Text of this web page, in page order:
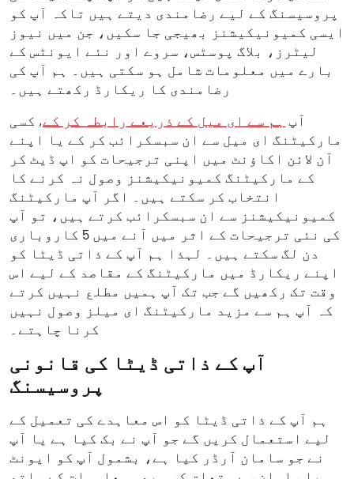
پروسیسنگ کے لیے رضامندی دیتے ہیں تاکہ آپ کو
ایسی کمیونیکیشنز بھیجی جا سکیں، جن میں نیوز
لیٹرز، بلاگ پوسٹس، سروے اور نئے ایونٹس کے
بارے میں معلومات شامل ہو سکتی ہیں۔ ہم آپ کی
رضامندی کا ریکارڈ رکھتے ہیں۔
آپ ہم سے ای میل کے ذریعے رابطہ کر کے, کسی
مارکیٹنگ ای میل سے ان سبسکرائب کر کے یا اپنے
آن لائن اکاؤنٹ میں اپنی ترجیحات کو اپ ڈیٹ کر
کے مارکیٹنگ کمیونیکیشنز وصول نہ کرنے کا
انتخاب کر سکتے ہیں۔ اگر آپ مارکیٹنگ
کمیونیکیشنز سے ان سبسکرائب کرتے ہیں، تو آپ
کی نئی ترجیحات کے اثر میں آنے میں 5 کاروباری
دن لگ سکتے ہیں۔ لہذا ہم آپ کے ذاتی ڈیٹا کو
اپنے ریکارڈ میں مارکیٹنگ کے مقاصد کے لیے اس
وقت تک رکھیں گے جب تک آپ ہمیں مطلع نہیں کرتے
کہ آپ ہم سے مزید مارکیٹنگ ای میلز وصول نہیں
کرنا چاہتے۔
آپ کے ذاتی ڈیٹا کی قانونی
پروسیسنگ
ہم آپ کے ذاتی ڈیٹا کو اس معاہدے کی تعمیل کے
لیے استعمال کریں گے جو آپ نے بک کیا ہے یا آپ
نے جو سامان آرڈر کیا ہے، بشمول آپ کو ایونٹ